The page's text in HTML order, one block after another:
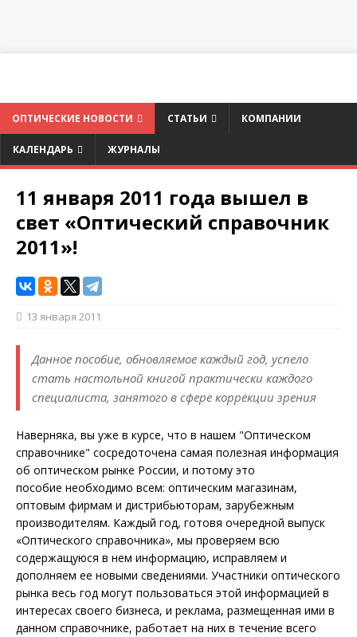
ОПТИЧЕСКИЕ НОВОСТИ СТАТЬИ КОМПАНИИ
КАЛЕНДАРЬ ЖУРНАЛЫ
11 января 2011 года вышел в
свет «Оптический справочник
2011»!
13 января 2011
Данное пособие, обновляемое каждый год, успело
стать настольной книгой практически каждого
специалиста, занятого в сфере коррекции зрения
Наверняка, вы уже в курсе, что в нашем "Оптическом
справочнике" сосредоточена самая полезная информация
об оптическом рынке России, и потому это
пособие необходимо всем: оптическим магазинам,
оптовым фирмам и дистрибьюторам, зарубежным
производителям. Каждый год, готовя очередной выпуск
«Оптического справочника», мы проверяем всю
содержащуюся в нем информацию, исправляем и
дополняем ее новыми сведениями. Участники оптического
рынка весь год могут пользоваться этой информацией в
интересах своего бизнеса, и реклама, размещенная ими в
данном справочнике, работает на них в течение всего